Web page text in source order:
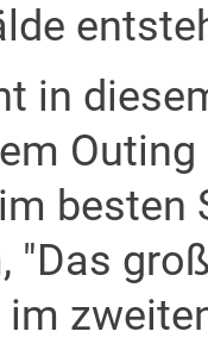
in
besten
"Das